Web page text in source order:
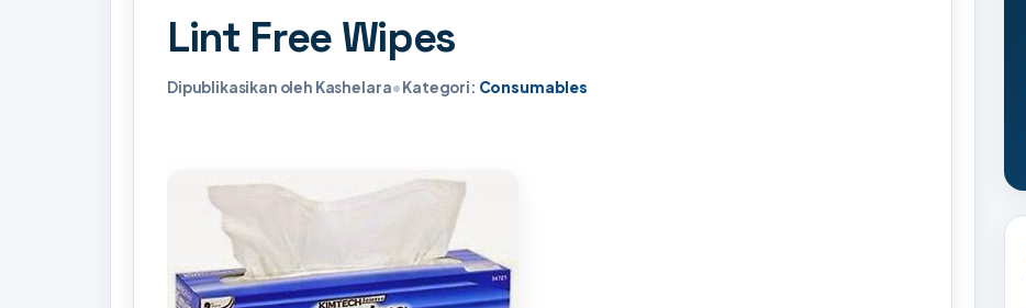
Lint Free Wipes
Dipublikasikan oleh Kashelara•Kategori: Consumables